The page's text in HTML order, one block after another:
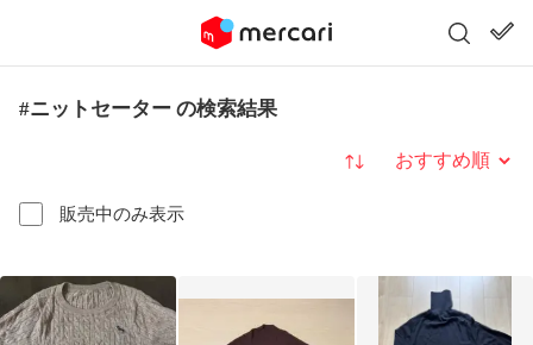
#ニットセーター の検索結果
販売中のみ表示
並び替え